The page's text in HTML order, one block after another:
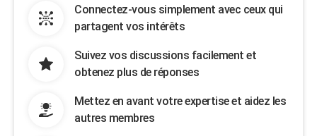
Connectez-vous simplement avec ceux qui
partagent vos intérêts
Suivez vos discussions facilement et
obtenez plus de réponses
Mettez en avant votre expertise et aidez les
autres membres